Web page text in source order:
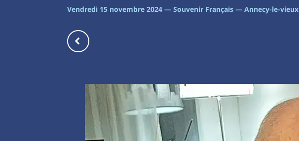
Vendredi 15 novembre 2024 — Souvenir Français — Annecy-le-vieux